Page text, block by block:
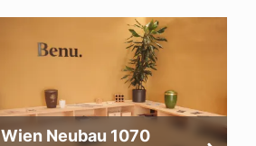
Wien Neubau 1070